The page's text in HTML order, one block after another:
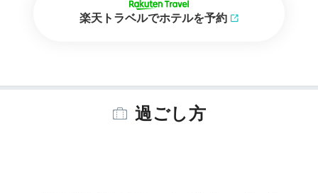
楽天トラベルでホテルを予約
過ごし方